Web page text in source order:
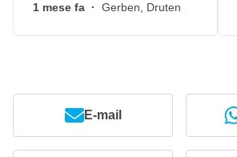
1 mese fa · Gerben, Druten
E-mail